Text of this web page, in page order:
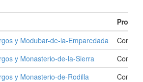
y Modubar-de-la-Emparedada
Como
y Monasterio-de-la-Sierra
Como
y Monasterio-de-Rodilla
Como